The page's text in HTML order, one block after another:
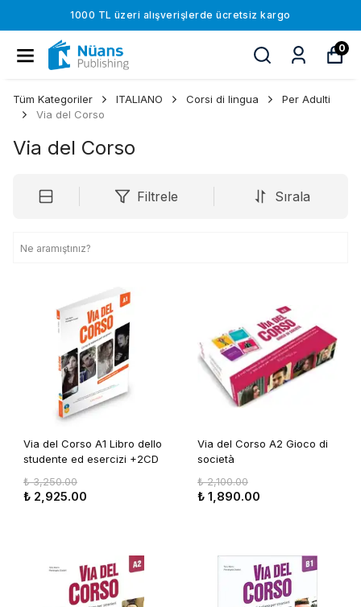
1000 TL üzeri alışverişlerde ücretsiz kargo
0
Tüm Kategoriler ITALIANO Corsi di lingua
Per Adulti
Via del Corso
Via del Corso
Filtrele Sırala
Via del Corso A1 Libro dello
studente ed esercizi +2CD
₺ 3,250.00
₺ 2,925.00
Via del Corso A2 Gioco di
società
₺ 2,100.00
₺ 1,890.00